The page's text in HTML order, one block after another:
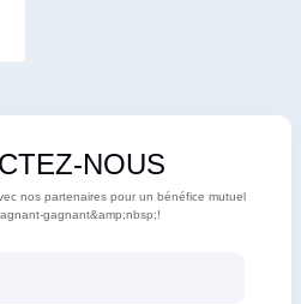
NOUS
nos partenaires pour un bénéfice mutuel
gagnant&amp;nbsp;!